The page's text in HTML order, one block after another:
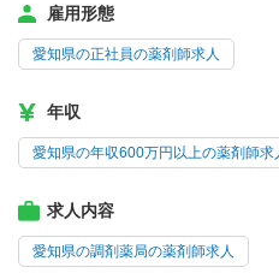
雇用形態
愛知県の正社員の薬剤師求人
年収
愛知県の年収600万円以上の薬剤師求
求人内容
愛知県の調剤薬局の薬剤師求人